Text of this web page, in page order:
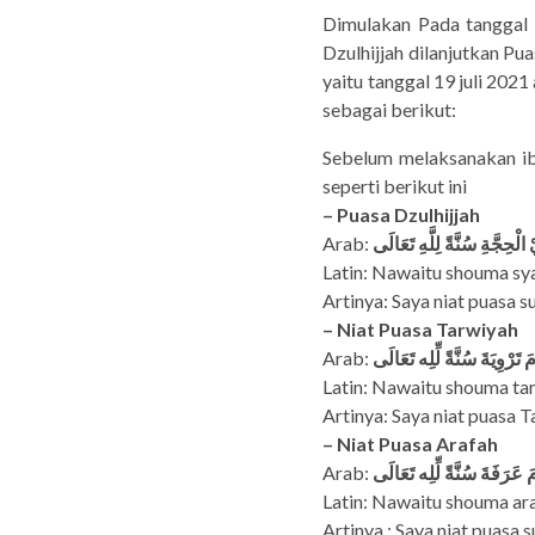
Dimulakan Pada
Dzulhijjah dilanjutkan
yaitu tanggal 19 juli 2021
sebagai berikut:
Sebelum melaksanakan
seperti berikut ini
– Puasa Dzulhijjah
Arab: سُنَّةً لِلَّهِ تَعَالَى
Latin: Nawaitu shouma
Artinya: Saya niat puasa
– Niat Puasa Tarwiyah
Arab: سُنَّةً لِّلِه تَعَالَى
Latin: Nawaitu shouma
Artinya: Saya niat puasa
– Niat Puasa Arafah
Arab: سُنَّةً لِّلِه تَعَالَى
Latin: Nawaitu shouma
Artinya : Saya niat puasa